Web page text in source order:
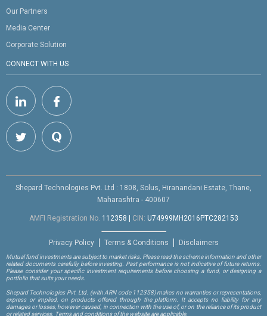
Our Partners
Media Center
Corporate Solution
CONNECT WITH US
Shepard Technologies Pvt. Ltd : 1808, Solus, Hiranandani Estate, Thane,
Maharashtra - 400607
AMFI Registration No. 112358 CIN: U74999MH2016PTC282153
Privacy Policy Terms & Conditions Disclaimers
Mutual fund investments are subject to market risks. Please read the scheme information and other
related documents carefully before investing. Past performance is not indicative of future returns.
Please consider your specific investment requirements before choosing a fund, or designing a
portfolio that suits your needs.
Shepard Technologies Pvt. Ltd. (with ARN code 112358)makes no warranties or representations,
express or implied, on products offered through the platform. It accepts no liability for any
damages or losses, however caused, in connection with the use of, or on the reliance of its product
or related services. Terms and conditions of the website are applicable.